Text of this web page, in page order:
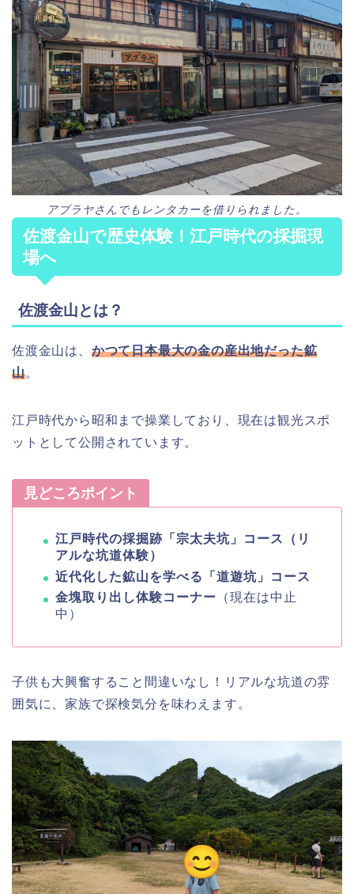
アブラヤさんでもレンタカーを借りられました。
佐渡金山で歴史体験！江戸時代の採掘現
場へ
佐渡金山とは？
佐渡金山は、 かつて日本最大の金の産出地だった鉱
山。
江戸時代から昭和まで操業しており、現在は観光スポ
ットとして公開されています。
見どころポイント
江戸時代の採掘跡「宗太夫坑」コース（リ
アルな坑道体験）
近代化した鉱山を学べる「道遊坑」コース
金塊取り出し体験コーナー （現在は中止
中）
子供も大興奮すること間違いなし！リアルな坑道の雰
囲気に、家族で探検気分を味わえます。